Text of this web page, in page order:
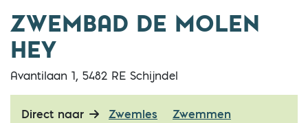
ZWEMBAD DE MOLEN
HEY
Avantilaan 1, 5482 RE Schijndel
Direct naar Zwemles
Zwemmen